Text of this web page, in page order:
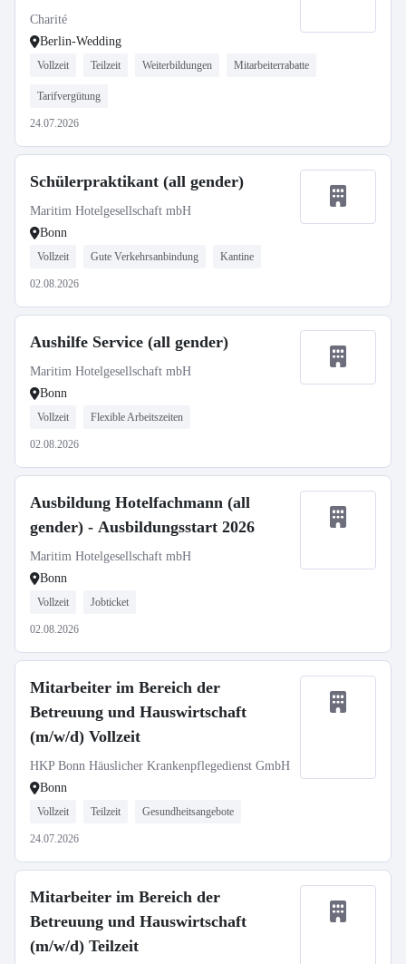
Charité
Berlin-Wedding
Vollzeit Teilzeit Weiterbildungen Mitarbeiterrabatte
Tarifvergütung
24.07.2026
Schülerpraktikant (all gender)
Maritim Hotelgesellschaft mbH
Bonn
Vollzeit Gute Verkehrsanbindung Kantine
02.08.2026
Aushilfe Service (all gender)
Maritim Hotelgesellschaft mbH
Bonn
Vollzeit Flexible Arbeitszeiten
02.08.2026
Ausbildung Hotelfachmann (all
gender) - Ausbildungsstart 2026
Maritim Hotelgesellschaft mbH
Bonn
Vollzeit Jobticket
02.08.2026
Mitarbeiter im Bereich der
Betreuung und Hauswirtschaft
(m/w/d) Vollzeit
HKP Bonn Häuslicher Krankenpflegedienst GmbH
Bonn
Vollzeit Teilzeit Gesundheitsangebote
24.07.2026
Mitarbeiter im Bereich der
Betreuung und Hauswirtschaft
(m/w/d) Teilzeit